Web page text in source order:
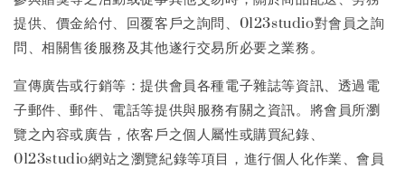
提供、價金給付、回覆客戶之詢問、0123studio對會員之詢
問、相關售後服務及其他遂行交易所必要之業務。
宣傳廣告或行銷等：提供會員各種電子雜誌等資訊、透過電
子郵件、郵件、電話等提供與服務有關之資訊。將會員所瀏
覽之內容或廣告，依客戶之個人屬性或購買紀錄、
0123studio網站之瀏覽紀錄等項目，進行個人化作業、會員